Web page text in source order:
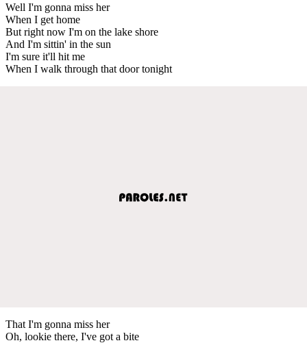
Well I'm gonna miss her
When I get home
But right now I'm on the lake shore
And I'm sittin' in the sun
I'm sure it'll hit me
When I walk through that door tonight
That I'm gonna miss her
Oh, lookie there, I've got a bite